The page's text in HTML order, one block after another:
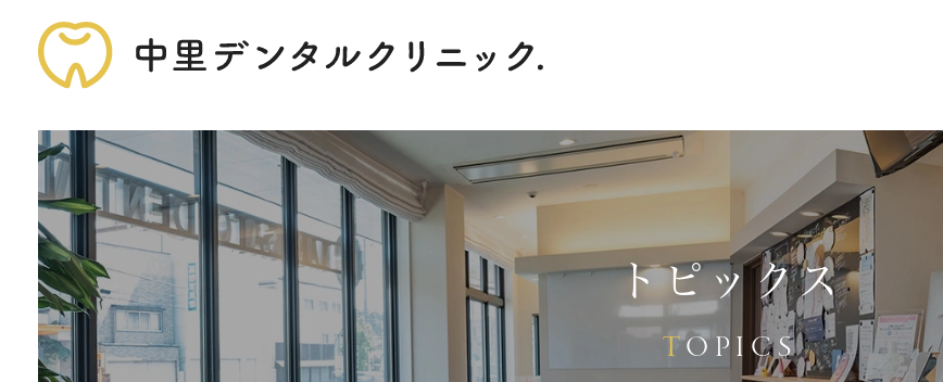
トピックス
TOPICS